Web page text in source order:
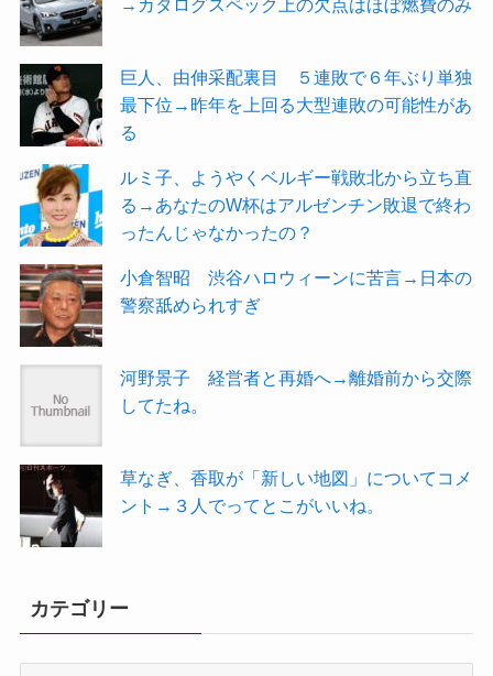
→カタログスペック上の欠点はほぼ燃費のみ
巨人、由伸采配裏目 ５連敗で６年ぶり単独
最下位→昨年を上回る大型連敗の可能性があ
る
ルミ子、ようやくベルギー戦敗北から立ち直
る→あなたのW杯はアルゼンチン敗退で終わ
ったんじゃなかったの？
小倉智昭 渋谷ハロウィーンに苦言→日本の
警察舐められすぎ
河野景子 経営者と再婚へ→離婚前から交際
してたね。
草なぎ、香取が「新しい地図」についてコメ
ント→３人でってとこがいいね。
カテゴリー